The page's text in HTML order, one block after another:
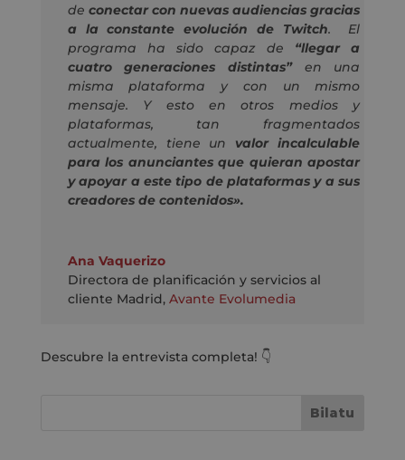
de conectar con nuevas audiencias gracias
a la constante evolución de Twitch. El
programa ha sido capaz de “llegar a
cuatro generaciones distintas”en una
misma plataforma y con un mismo
mensaje. Y esto en otros medios y
plataformas, tan fragmentados
actualmente, tiene un valor incalculable
para los anunciantes que quieran apostar
y apoyar a este tipo de plataformas y a sus
creadores de contenidos».
Ana Vaquerizo
Directora de planificación y servicios al
cliente Madrid, Avante Evolumedia
Descubre la entrevista completa! 👇